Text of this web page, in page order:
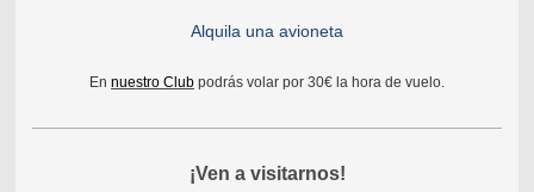
Alquila una avioneta
En nuestro Club podrás volar por 30€ la hora de vuelo.
¡Ven a visitarnos!